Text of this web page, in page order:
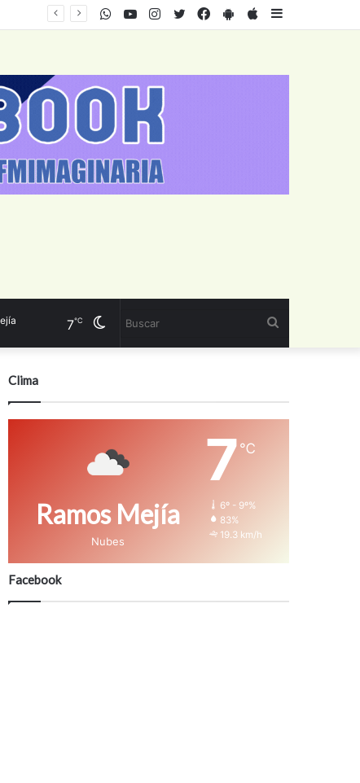
AppStore
PlayStore
Facebook
Twitter
Instagram
Youtube
WhatsApp
Cambiar
7℃
Clima
Ramos Mejía
Nubes
7 ℃
6º - 9º%
83%
19.3 km/h
Facebook